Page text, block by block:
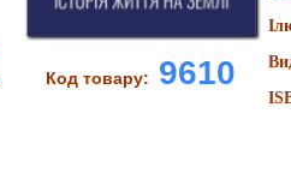
Код товару: 9610